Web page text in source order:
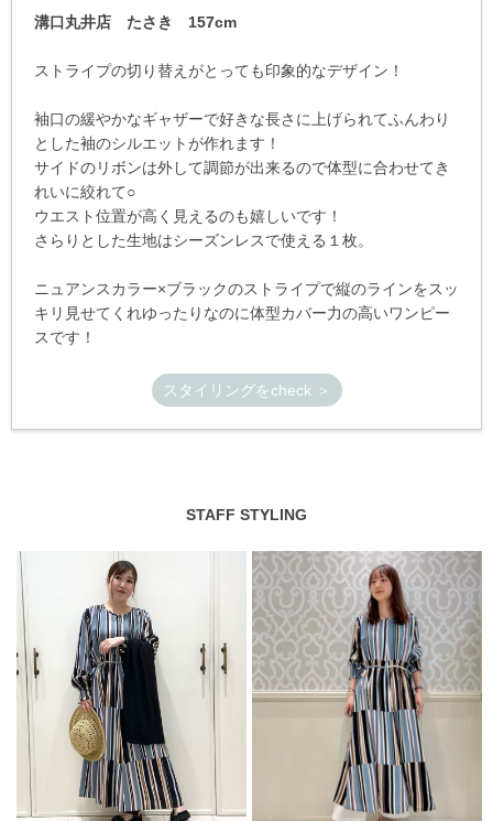
溝口丸井店 たさき 157cm
ストライプの切り替えがとっても印象的なデザイン！
袖口の緩やかなギャザーで好きな長さに上げられてふんわり
とした袖のシルエットが作れます！
サイドのリボンは外して調節が出来るので体型に合わせてき
れいに絞れて○
ウエスト位置が高く見えるのも嬉しいです！
さらりとした生地はシーズンレスで使える１枚。
ニュアンスカラー×ブラックのストライプで縦のラインをスッ
キリ見せてくれゆったりなのに体型カバー力の高いワンピー
スです！
スタイリングをcheck ＞
STAFF STYLING